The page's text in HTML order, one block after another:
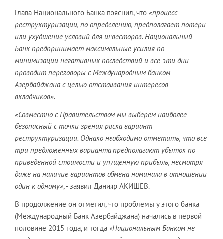
Глава Национального Банка пояснил, что «процесс
реструктуризации, по определению, предполагает потери
или ухудшение условий для инвесторов. Национальный
Банк предпринимает максимальные усилия по
минимизации негативных последствий и все эти дни
проводит переговоры с Международным банком
Азербайджана с целью отстаивания интересов
вкладчиков».
«Совместно с Правительством мы выберем наиболее
безопасный с точки зрения риска вариант
реструктуризации. Однако необходимо отметить, что все
три предложенных варианта предполагают убыток по
приведенной стоимости и упущенную прибыль, несмотря
даже на наличие вариантов обмена номинала в отношении
один к одному», - заявил Данияр АКИШЕВ.
В продолжение он отметил, что проблемы у этого банка
(Международный Банк Азербайджана) начались в первой
половине 2015 года, и тогда «Национальным Банком не